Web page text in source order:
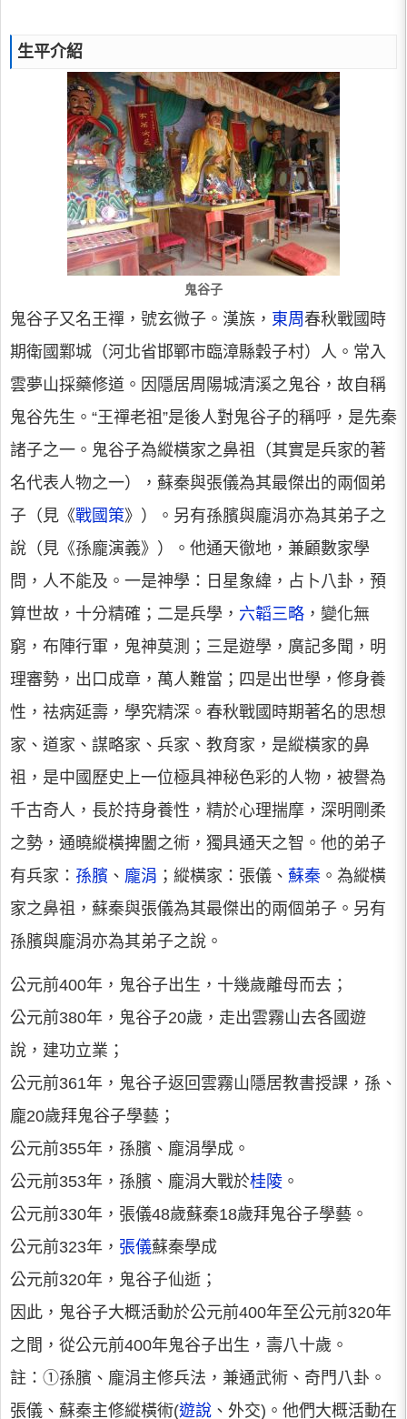
生平介紹
鬼谷子
鬼谷子又名王禪，號玄微子。漢族， 東周春秋戰國時
期衛國鄴城（河北省邯鄲市臨漳縣穀子村）人。常入
雲夢山採藥修道。因隱居周陽城清溪之鬼谷，故自稱
鬼谷先生。“王禪老祖”是後人對鬼谷子的稱呼，是先秦
諸子之一。鬼谷子為縱橫家之鼻祖（其實是兵家的著
名代表人物之一），蘇秦與張儀為其最傑出的兩個弟
子（見《戰國策》）。另有孫臏與龐涓亦為其弟子之
說（見《孫龐演義》）。他通天徹地，兼顧數家學
問，人不能及。一是神學：日星象緯，占卜八卦，預
算世故，十分精確；二是兵學， 六韜三略 ，變化無
窮，布陣行軍，鬼神莫測；三是遊學，廣記多聞，明
理審勢，出口成章，萬人難當；四是出世學，修身養
性，祛病延壽，學究精深。春秋戰國時期著名的思想
家、道家、謀略家、兵家、教育家，是縱橫家的鼻
祖，是中國歷史上一位極具神秘色彩的人物，被譽為
千古奇人，長於持身養性，精於心理揣摩，深明剛柔
之勢，通曉縱橫捭闔之術，獨具通天之智。他的弟子
有兵家： 孫臏 、 龐涓 ；縱橫家：張儀、 蘇秦 。為縱橫
家之鼻祖，蘇秦與張儀為其最傑出的兩個弟子。另有
孫臏與龐涓亦為其弟子之說。
公元前400年，鬼谷子出生，十幾歲離母而去；
公元前380年，鬼谷子20歲，走出雲霧山去各國遊
說，建功立業；
公元前361年，鬼谷子返回雲霧山隱居教書授課，孫、
龐20歲拜鬼谷子學藝；
公元前355年，孫臏、龐涓學成。
公元前353年，孫臏、龐涓大戰於桂陵 。
公元前330年，張儀48歲蘇秦18歲拜鬼谷子學藝。
公元前323年， 張儀蘇秦學成
公元前320年，鬼谷子仙逝；
因此，鬼谷子大概活動於公元前400年至公元前320年
之間，從公元前400年鬼谷子出生，壽八十歲。
註：①孫臏、龐涓主修兵法，兼通武術、奇門八卦。
張儀、蘇秦主修縱橫術(遊說 、外交)。他們大概活動在